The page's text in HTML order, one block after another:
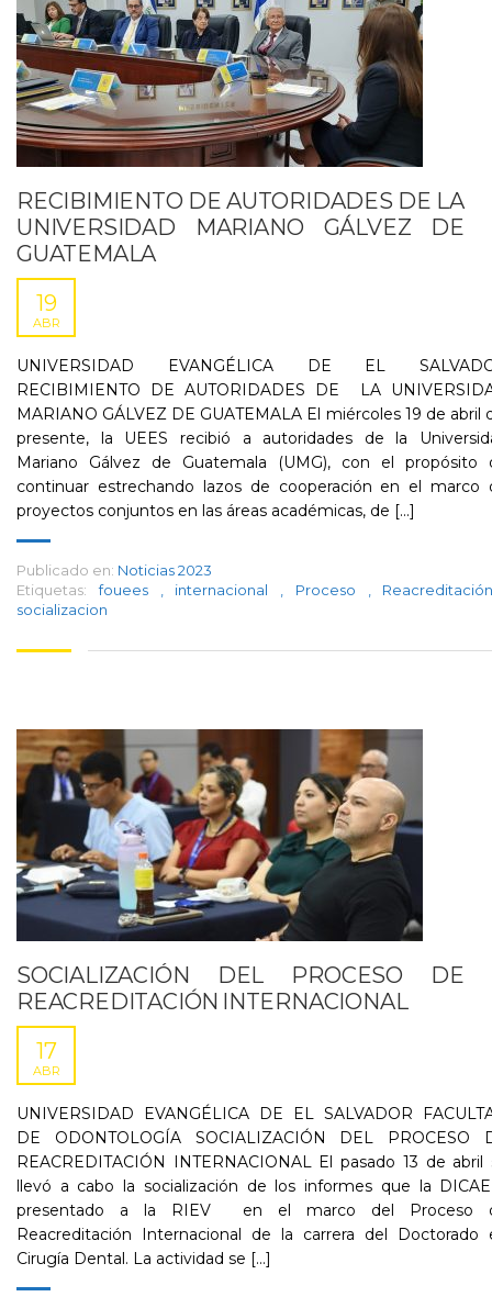
RECIBIMIENTO DE AUTORIDADES DE LA
UNIVERSIDAD MARIANO GÁLVEZ DE
GUATEMALA
19
ABR
UNIVERSIDAD EVANGÉLICA DE EL
RECIBIMIENTO DE AUTORIDADES DE LA
MARIANO GÁLVEZ DE GUATEMALA El miércoles 19 de abril
presente, la UEES recibió a autoridades de la
Mariano Gálvez de Guatemala (UMG), con el propósito
continuar estrechando lazos de cooperación en el marco
proyectos conjuntos en las áreas académicas, de [...]
Publicado en: Noticias 2023
Etiquetas:
fouees internacional Proceso
socializacion
SOCIALIZACIÓN DEL PROCESO DE
REACREDITACIÓN INTERNACIONAL
17
ABR
UNIVERSIDAD EVANGÉLICA DE EL SALVADOR
DE ODONTOLOGÍA SOCIALIZACIÓN DEL PROCESO
REACREDITACIÓN INTERNACIONAL El pasado 13 de abril
llevó a cabo la socialización de los informes que la
presentado a la RIEV en el marco del Proceso
Reacreditación Internacional de la carrera del Doctorado
Cirugía Dental. La actividad se [...]